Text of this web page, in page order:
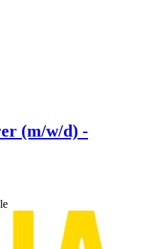
(m/w/d) -